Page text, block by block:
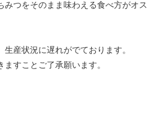
みつをそのまま味わえる食べ方がオス
産状況に遅れがでております。
すことご了承願います。